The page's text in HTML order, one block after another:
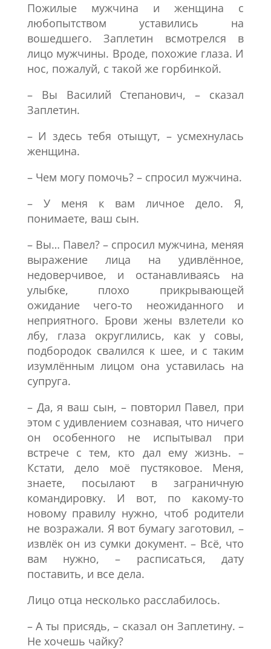
Пожилые мужчина и женщина с
любопытством уставились на
вошедшего. Заплетин всмотрелся в
лицо мужчины. Вроде, похожие глаза. И
нос, пожалуй, с такой же горбинкой.
– Вы Василий Степанович, – сказал
Заплетин.
– И здесь тебя отыщут, – усмехнулась
женщина.
– Чем могу помочь? – спросил мужчина.
– У меня к вам личное дело. Я,
понимаете, ваш сын.
– Вы… Павел? – спросил мужчина, меняя
выражение лица на удивлённое,
недоверчивое, и останавливаясь на
улыбке, плохо прикрывающей
ожидание чего-то неожиданного и
неприятного. Брови жены взлетели ко
лбу, глаза округлились, как у совы,
подбородок свалился к шее, и с таким
изумлённым лицом она уставилась на
супруга.
– Да, я ваш сын, – повторил Павел, при
этом с удивлением сознавая, что ничего
он особенного не испытывал при
встрече с тем, кто дал ему жизнь. –
Кстати, дело моё пустяковое. Меня,
знаете, посылают в заграничную
командировку. И вот, по какому-то
новому правилу нужно, чтоб родители
не возражали. Я вот бумагу заготовил, –
извлёк он из сумки документ. – Всё, что
вам нужно, – расписаться, дату
поставить, и все дела.
Лицо отца несколько расслабилось.
– А ты присядь, – сказал он Заплетину. –
Не хочешь чайку?